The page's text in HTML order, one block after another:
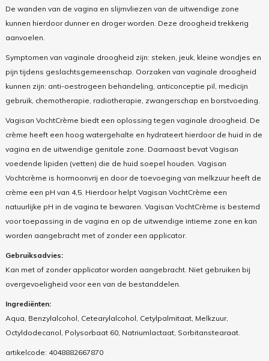
De wanden van de vagina en slijmvliezen van de uitwendige zone
kunnen hierdoor dunner en droger worden. Deze droogheid trekkerig
aanvoelen.
Symptomen van vaginale droogheid zijn: steken, jeuk, kleine wondjes en
pijn tijdens geslachtsgemeenschap. Oorzaken van vaginale droogheid
kunnen zijn: anti-oestrogeen behandeling, anticonceptie pil, medicijn
gebruik, chemotherapie, radiotherapie, zwangerschap en borstvoeding.
Vagisan VochtCrème biedt een oplossing tegen vaginale droogheid. De
crème heeft een hoog watergehalte en hydrateert hierdoor de huid in de
vagina en de uitwendige genitale zone. Daarnaast bevat Vagisan
voedende lipiden (vetten) die de huid soepel houden. Vagisan
Vochtcrème is hormoonvrij en door de toevoeging van melkzuur heeft de
crème een pH van 4,5. Hierdoor helpt Vagisan VochtCrème een
natuurlijke pH in de vagina te bewaren. Vagisan VochtCrème is bestemd
voor toepassing in de vagina en op de uitwendige intieme zone en kan
worden aangebracht met of zonder een applicator.
Gebruiksadvies:
Kan met of zonder applicator worden aangebracht. Niet gebruiken bij
overgevoeligheid voor een van de bestanddelen.
Ingrediënten:
Aqua, Benzylalcohol, Cetearylalcohol, Cetylpalmitaat, Melkzuur,
Octyldodecanol, Polysorbaat 60, Natriumlactaat, Sorbitanstearaat.
artikelcode: 4048882667870